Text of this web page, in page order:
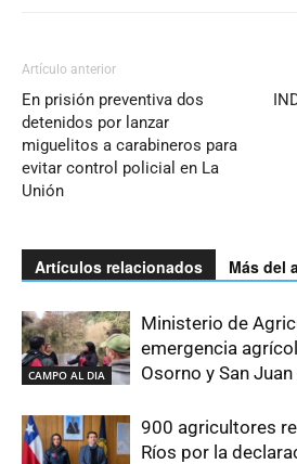
Artículo anterior
En prisión preventiva dos
detenidos por lanzar
miguelitos a carabineros para
evitar control policial en La
Unión
Artículos relacionados Más del
CAMPO AL DIA
Ministerio de
emergencia
Osorno y San
900 agricultores
Ríos por la